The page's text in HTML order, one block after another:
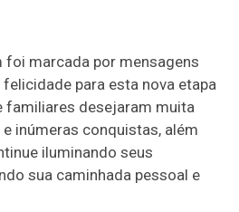
foi marcada por mensagens
para esta nova etapa
familiares desejaram muita
inúmeras conquistas, além
iluminando seus
sua caminhada pessoal e